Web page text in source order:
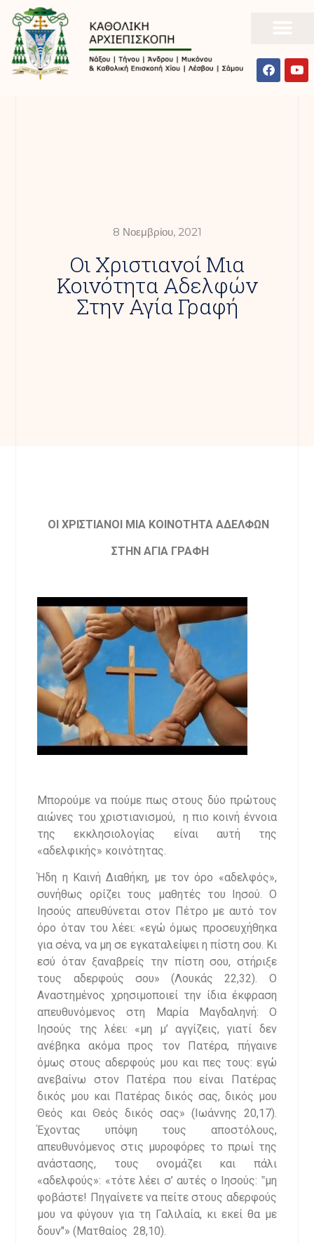
8 Νοεμβρίου, 2021
Οι Χριστιανοί Μια
Κοινότητα Αδελφών
Στην Αγία Γραφή
ΟΙ ΧΡΙΣΤΙΑΝΟΙ ΜΙΑ ΚΟΙΝΟΤΗΤΑ ΑΔΕΛΦΩΝ
ΣΤΗΝ ΑΓΙΑ ΓΡΑΦΗ
Μπορούμε να πούμε πως στους δύο πρώτους
αιώνες του χριστιανισμού, η πιο κοινή έννοια
της εκκλησιολογίας είναι αυτή της
«αδελφικής» κοινότητας.
Ήδη η Καινή Διαθήκη, με τον όρο «αδελφός»,
συνήθως ορίζει τους μαθητές του Ιησού. Ο
Ιησούς απευθύνεται στον Πέτρο με αυτό τον
όρο όταν του λέει: «εγώ όμως προσευχήθηκα
για σένα, να μη σε εγκαταλείψει η πίστη σου. Κι
εσύ όταν ξαναβρείς την πίστη σου, στήριξε
τους αδερφούς σου» (Λουκάς 22,32). Ο
Αναστημένος χρησιμοποιεί την ίδια έκφραση
απευθυνόμενος στη Μαρία Μαγδαληνή: Ο
Ιησούς της λέει: «μη μ’ αγγίζεις, γιατί δεν
ανέβηκα ακόμα προς τον Πατέρα, πήγαινε
όμως στους αδερφούς μου και πες τους: εγώ
ανεβαίνω στον Πατέρα που είναι Πατέρας
δικός μου και Πατέρας δικός σας, δικός μου
Θεός και Θεός δικός σας» (Ιωάννης 20,17).
Έχοντας υπόψη τους αποστόλους,
απευθυνόμενος στις μυροφόρες το πρωί της
ανάστασης, τους ονομάζει και πάλι
«αδελφούς»: «τότε λέει σ’ αυτές ο Ιησούς: ‟μη
φοβάστε! Πηγαίνετε να πείτε στους αδερφούς
μου να φύγουν για τη Γαλιλαία, κι εκεί θα με
δουν″» (Ματθαίος 28,10).